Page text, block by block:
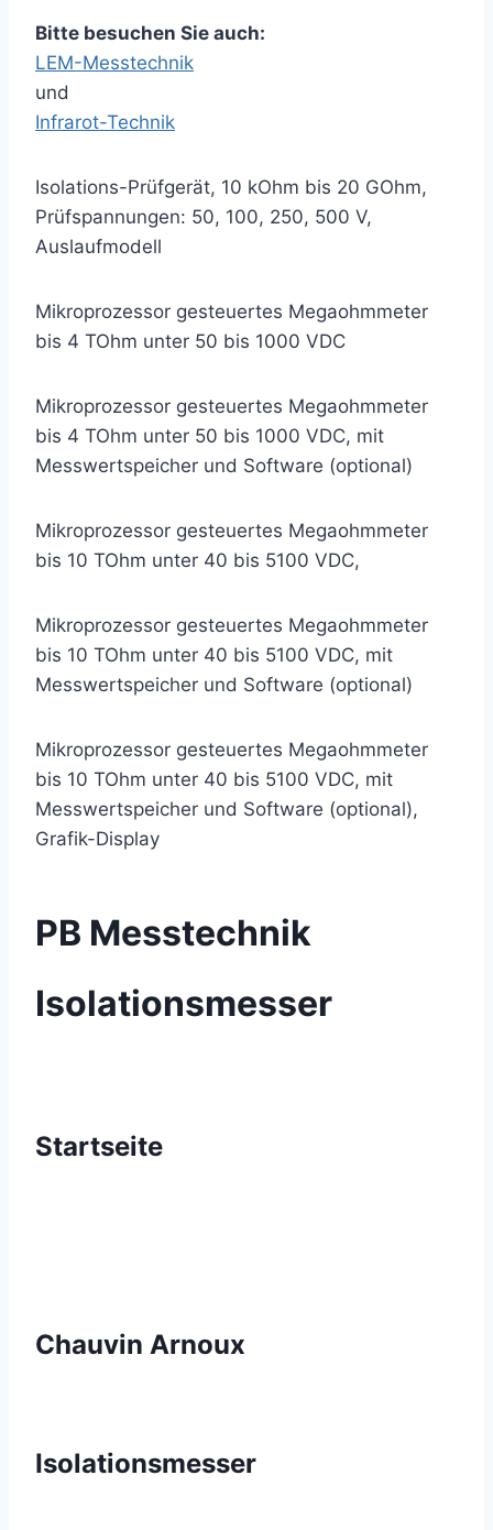
Bitte besuchen Sie auch:
LEM-Messtechnik
und
Infrarot-Technik
Isolations-Prüfgerät, 10 kOhm bis 20 GOhm,
Prüfspannungen: 50, 100, 250, 500 V,
Auslaufmodell
Mikroprozessor gesteuertes Megaohmmeter
bis 4 TOhm unter 50 bis 1000 VDC
Mikroprozessor gesteuertes Megaohmmeter
bis 4 TOhm unter 50 bis 1000 VDC, mit
Messwertspeicher und Software (optional)
Mikroprozessor gesteuertes Megaohmmeter
bis 10 TOhm unter 40 bis 5100 VDC,
Mikroprozessor gesteuertes Megaohmmeter
bis 10 TOhm unter 40 bis 5100 VDC, mit
Messwertspeicher und Software (optional)
Mikroprozessor gesteuertes Megaohmmeter
bis 10 TOhm unter 40 bis 5100 VDC, mit
Messwertspeicher und Software (optional),
Grafik-Display
PB Messtechnik
Isolationsmesser
Startseite
Chauvin Arnoux
Isolationsmesser